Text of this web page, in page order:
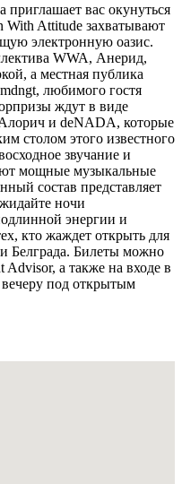
вас окунуться
With Attitude захватывают
электронную оазис.
WWA, Анерид,
а местная публика
любимого гостя
ждут в виде
и deNADA, которые
столом этого известного
звучание и
мощные музыкальные
состав представляет
ночи
энергии и
кто жаждет открыть для
Белграда. Билеты можно
Advisor, а также на входе в
вечеру под открытым